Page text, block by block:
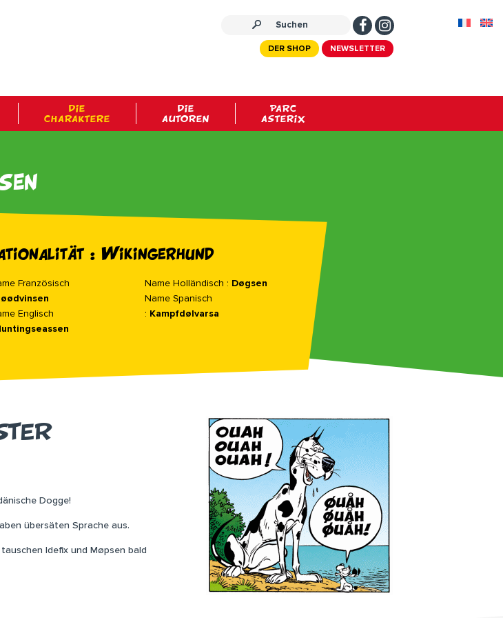
NEWSLETTER
DER SHOP
DIE
CHARAKTERE
DIE
AUTOREN
PARC
ASTERIX
: Wikingerhund
Französisch
Englisch
Name Holländisch : Døgsen
Name Spanisch
: Kampfdølvarsa
B
Dogge!
übersäten Sprache aus.
Idefix und Møpsen bald